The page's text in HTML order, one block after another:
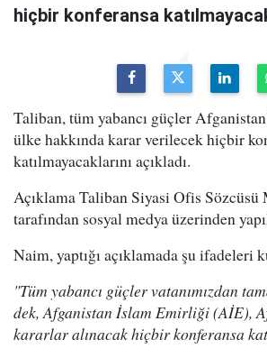
hiçbir konferansa
Taliban, tüm yabancı güçler
ülke hakkında karar verilecek hiçbir
katılmayacaklarını açıkladı.
Açıklama Taliban Siyasi Ofis
tarafından sosyal medya üzerinden
Naim, yaptığı açıklamada şu ifadeleri
"Tüm yabancı güçler vatanımızdan
dek, Afganistan İslam Emirliği (AİE),
kararlar alınacak hiçbir konferansa